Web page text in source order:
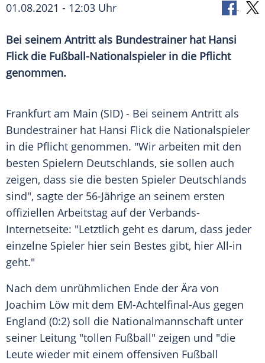
01.08.2021 - 12:03 Uhr
Bei seinem Antritt als Bundestrainerhat Hansi
Flickdie Fußball-Nationalspieler in die Pflicht
genommen.
Frankfurt am Main (SID) - Bei seinem Antritt als
Bundestrainer hat Hansi Flick die Nationalspieler
in die Pflicht genommen. "Wir arbeiten mit den
besten Spielern Deutschlands, sie sollen auch
zeigen, dass sie die besten Spieler Deutschlands
sind", sagte der 56-Jährige an seinem ersten
offiziellen Arbeitstag auf der Verbands-
Internetseite: "Letztlich geht es darum, dass jeder
einzelne Spieler hier sein Bestes gibt, hier All-in
geht."
Nach dem unrühmlichen Ende der Ära von
Joachim Löw mit dem EM-Achtelfinal-Aus gegen
England (0:2) soll die Nationalmannschaft unter
seiner Leitung "tollen Fußball" zeigen und "die
Leute wieder mit einem offensiven Fußball